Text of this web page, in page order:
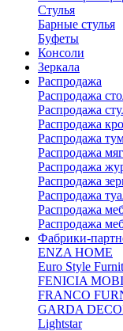
Стулья
Барные стулья
Буфеты
Консоли
Зеркала
Распродажа
Распродажа
Распродажа
Распродажа
Распродажа
Распродажа
Распродажа
Распродажа
Распродажа
Распродажа
Распродажа
Фабрики-
ENZA HOME
Euro Style
FENICIA
FRANCO
GARDA
Lightstar